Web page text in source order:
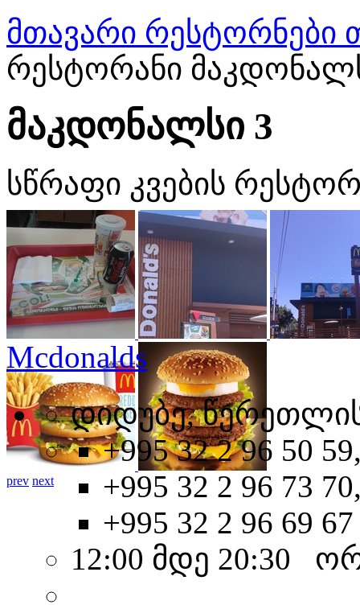
მთავარი რესტორნები
რესტორანი
მაკდონალსი 3
სწრაფი კვების
prev next
Mcdonalds
დიდუბე,
+995 32 2 96 50
+995 32 2 96 73
+995 32 2 96 69 67
12:00 მდე 20:30